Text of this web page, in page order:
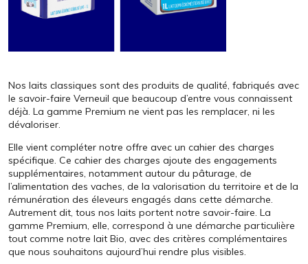
Nos laits classiques sont des produits de qualité, fabriqués avec
le savoir-faire Verneuil que beaucoup d’entre vous connaissent
déjà. La gamme Premium ne vient pas les remplacer, ni les
dévaloriser.
Elle vient compléter notre offre avec un cahier des charges
spécifique. Ce cahier des charges ajoute des engagements
supplémentaires, notamment autour du pâturage, de
l’alimentation des vaches, de la valorisation du territoire et de la
rémunération des éleveurs engagés dans cette démarche.
Autrement dit, tous nos laits portent notre savoir-faire. La
gamme Premium, elle, correspond à une démarche particulière
tout comme notre lait Bio, avec des critères complémentaires
que nous souhaitons aujourd’hui rendre plus visibles.